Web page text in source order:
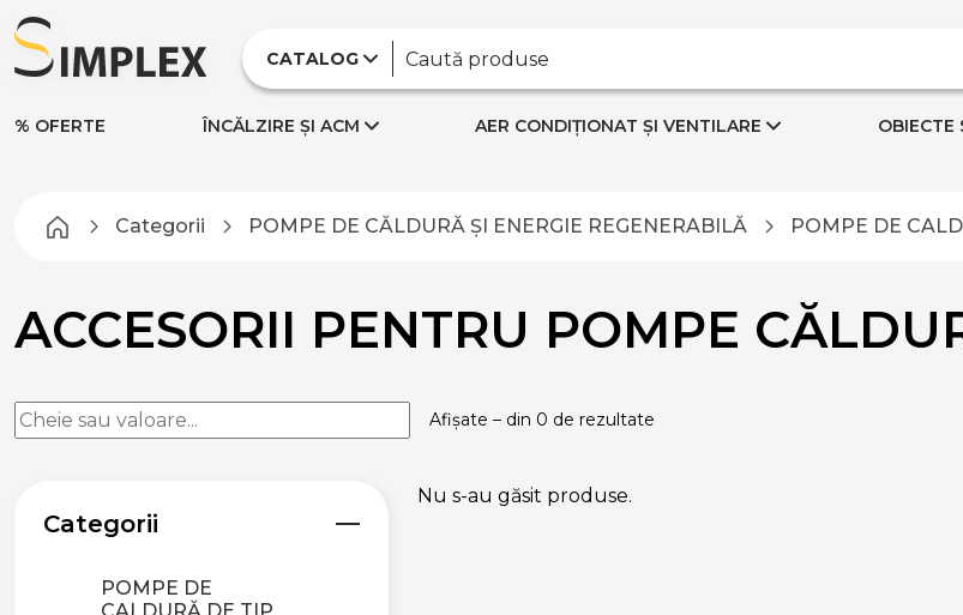
CATALOG
% OFERTE ÎNCĂLZIRE ȘI ACM AER CONDIȚIONAT ȘI VENTILARE OBIECTE
Categorii POMPE DE CĂLDURĂ ȘI ENERGIE REGENERABILĂ POMPE DE
ACCESORII PENTRU POMPE
Afișate – din 0 de rezultate
Categorii
PANOURI SOLARE ȘI
ACCESORII
PANOURI SOLARE
PANOURI SOLARE
POMPE DE
Nu s-au găsit produse.